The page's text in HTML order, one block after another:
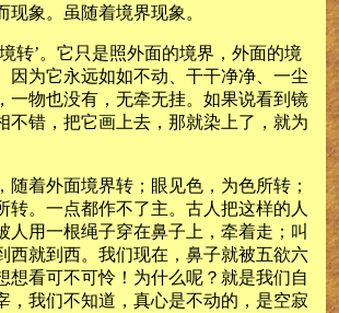
现象。虽随着境界现象。
转’。它只是照外面的境界，外面的境
因为它永远如如不动、干干净净、一尘
一物也没有，无牵无挂。如果说看到镜
不错，把它画上去，那就染上了，就为
随着外面境界转；眼见色，为色所转；
转。一点都作不了主。古人把这样的人
人用一根绳子穿在鼻子上，牵着走；叫
西就到西。我们现在，鼻子就被五欲六
想看可不可怜！为什么呢？就是我们自
，我们不知道，真心是不动的，是空寂